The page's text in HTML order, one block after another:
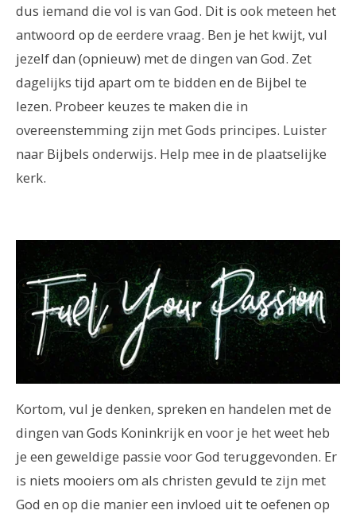
dus iemand die vol is van God. Dit is ook meteen het
antwoord op de eerdere vraag. Ben je het kwijt, vul
jezelf dan (opnieuw) met de dingen van God. Zet
dagelijks tijd apart om te bidden en de Bijbel te
lezen. Probeer keuzes te maken die in
overeenstemming zijn met Gods principes. Luister
naar Bijbels onderwijs. Help mee in de plaatselijke
kerk.
Kortom, vul je denken, spreken en handelen met de
dingen van Gods Koninkrijk en voor je het weet heb
je een geweldige passie voor God teruggevonden. Er
is niets mooiers om als christen gevuld te zijn met
God en op die manier een invloed uit te oefenen op